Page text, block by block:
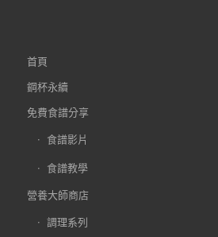
首頁
鋼杯永續
免費食譜分享
食譜影片
食譜教學
營養大師商店
調理系列